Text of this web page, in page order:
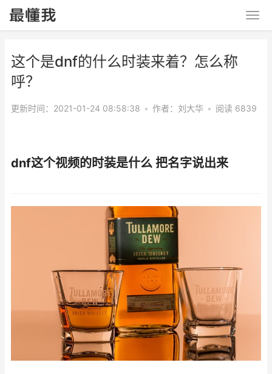
这个是dnf的什么时装来着？怎么称
呼？
更新时间：2021-01-24 08:58:38 • 作者： 刘大华 • 阅读 6839
dnf这个视频的时装是什么 把名字说出来